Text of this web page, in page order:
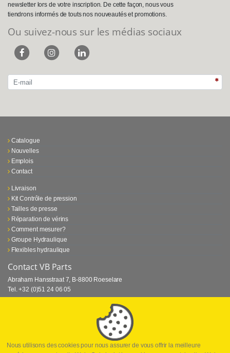
newsletter lors de votre inscription. De cette façon, nous vous
tiendrons informés de touts nos nouveautés et promotions.
Ou suivez-nous sur les médias sociaux
Catalogue
Nouvelles
Emplois
Contact
Livraison
Kit Contrôle de pression
Tailles de presse
Réparation de vérins
Comment mesurer?
Groupe Hydraulique
Flexibles hydraulique
Contact VB Parts
Abraham Hansstraat 7, B-8800 Roeselare
Tel. +32 (0)51 24 06 05
⏳ Dernier mois de promotion Webtec!
Promotion Webtec Equipements De Test Portatifs
Nous utilisons des cookies pour nous assurer de vous offrir la meilleure